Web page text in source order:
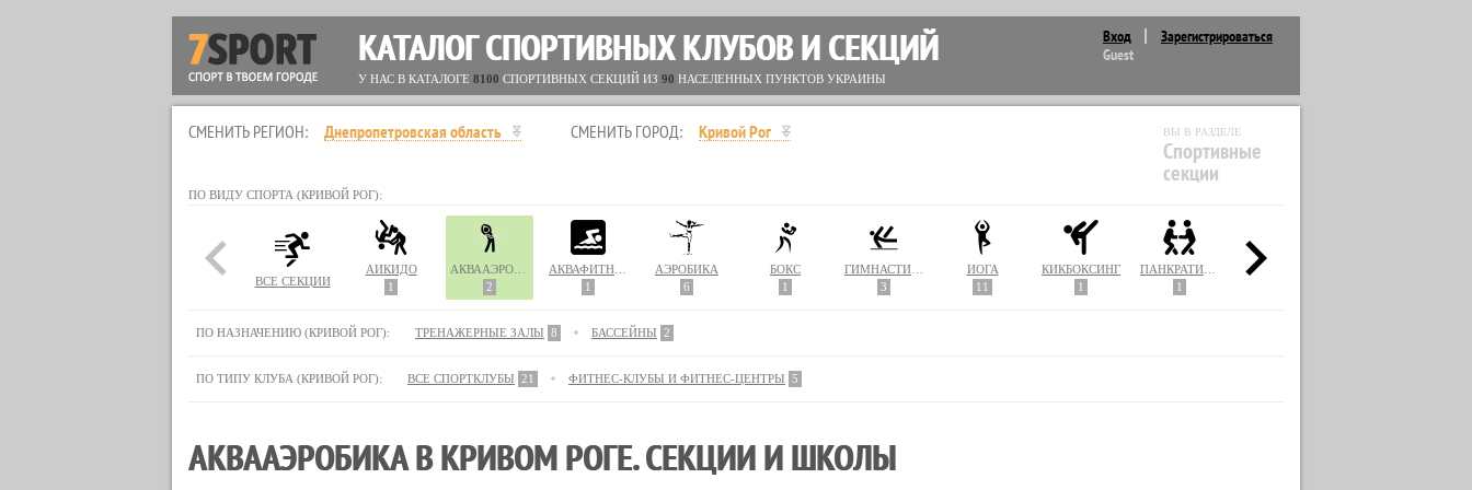
Вход
Зарегистрироваться
Guest
КАТАЛОГ СПОРТИВНЫХ КЛУБОВ И СЕКЦИЙ
У НАС В КАТАЛОГЕ 8100 СПОРТИВНЫХ СЕКЦИЙ ИЗ 90 НАСЕЛЕННЫХ ПУНКТОВ УКРАИНЫ
СМЕНИТЬ РЕГИОН: Днепропетровская область СМЕНИТЬ ГОРОД: Кривой Рог ВЫ В РАЗДЕЛЕ
Спортивные
секции
ПО ВИДУ СПОРТА (КРИВОЙ РОГ):
ВСЕ СЕКЦИИ
АЙКИДО
1
2
1
АЭРОБИКА
6
БОКС
1
3
ЙОГА
11
КИКБОКСИНГ
1
1
ПИЛАТЕС
ПО НАЗНАЧЕНИЮ (КРИВОЙ РОГ): ТРЕНАЖЕРНЫЕ ЗАЛЫ 8 БАССЕЙНЫ 2
ПО ТИПУ КЛУБА (КРИВОЙ РОГ): ВСЕ СПОРТКЛУБЫ 21 ФИТНЕС-КЛУБЫ И ФИТНЕС-ЦЕНТРЫ 5
АКВААЭРОБИКА В КРИВОМ РОГЕ. СЕКЦИИ И ШКОЛЫ